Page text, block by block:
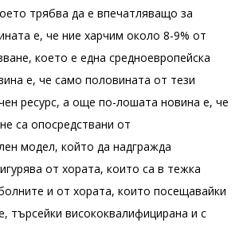
трябва да е впечатляващо за
е, че ние харчим около 8-9% от
което е една средноевропейска
е, че само половината от тези
ресурс, а още по-лошата новина е, че
са опосредствани от
модел, който да надгражда
от хората, които са в тежка
и от хората, които посещавайки
търсейки висококвалифицирана и с